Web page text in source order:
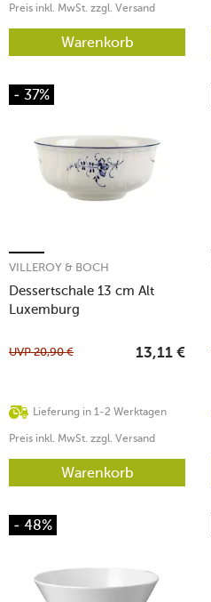
Preis inkl. MwSt. zzgl. Versand
Warenkorb
- 37%
Dessertschale 13 cm Alt
Luxemburg
VILLEROY & BOCH
Lieferung in 1-2 Werktagen
UVP20,90 € 13,11 €
Preis inkl. MwSt. zzgl. Versand
Warenkorb
- 48%